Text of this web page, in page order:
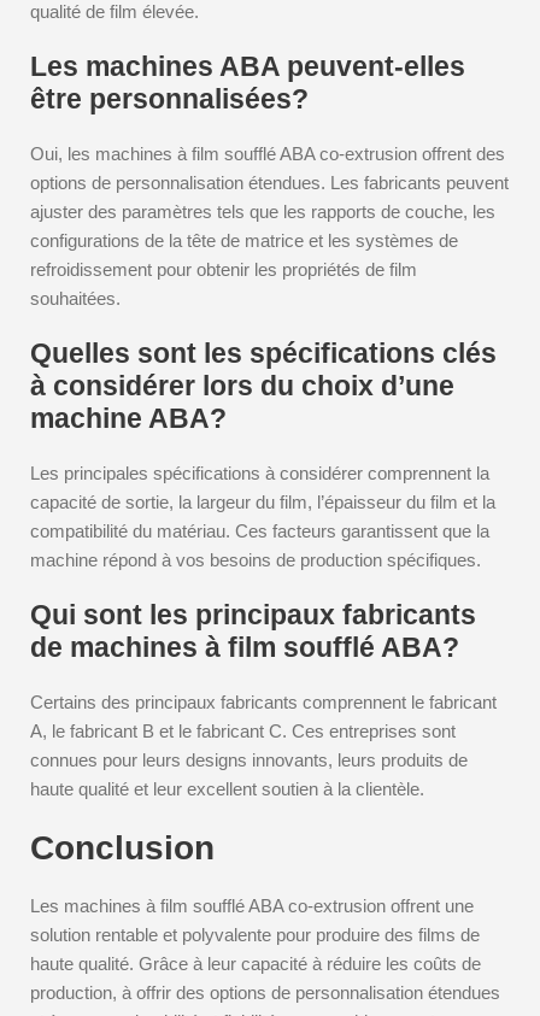
qualité de film élevée.
Les machines ABA peuvent-elles
être personnalisées?
Oui, les machines à film soufflé ABA co-extrusion offrent des
options de personnalisation étendues. Les fabricants peuvent
ajuster des paramètres tels que les rapports de couche, les
configurations de la tête de matrice et les systèmes de
refroidissement pour obtenir les propriétés de film
souhaitées.
Quelles sont les spécifications clés
à considérer lors du choix d’une
machine ABA?
Les principales spécifications à considérer comprennent la
capacité de sortie, la largeur du film, l’épaisseur du film et la
compatibilité du matériau. Ces facteurs garantissent que la
machine répond à vos besoins de production spécifiques.
Qui sont les principaux fabricants
de machines à film soufflé ABA?
Certains des principaux fabricants comprennent le fabricant
A, le fabricant B et le fabricant C. Ces entreprises sont
connues pour leurs designs innovants, leurs produits de
haute qualité et leur excellent soutien à la clientèle.
Conclusion
Les machines à film soufflé ABA co-extrusion offrent une
solution rentable et polyvalente pour produire des films de
haute qualité. Grâce à leur capacité à réduire les coûts de
production, à offrir des options de personnalisation étendues